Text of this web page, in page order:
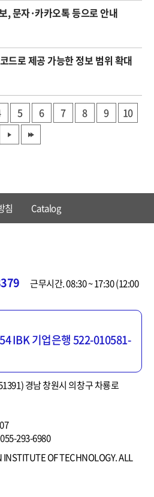
식품 분야 과태료 납부 정보, 문자·카카오톡 등으로 안내
드로 제공 가능한 정보 범위 확대
5 6 7 8 9 10
침 Catalog
근무시간. 08:30 ~ 17:30 (12:00
IBK 기업은행 522-010581-
경남 창원시 의창구 차룡로
293-6980
OF TECHNOLOGY. ALL